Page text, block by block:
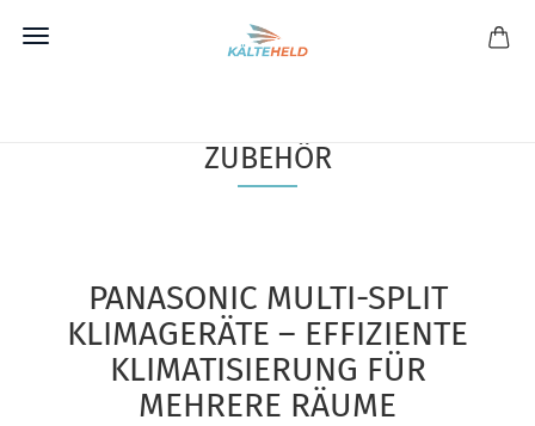
ZUBEHÖR
PANASONIC MULTI-SPLIT
KLIMAGERÄTE – EFFIZIENTE
KLIMATISIERUNG FÜR
MEHRERE RÄUME